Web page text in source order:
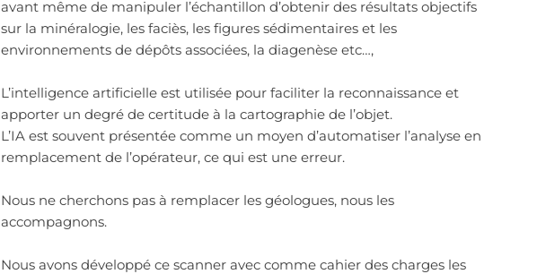
avant même de manipuler l’échantillon d’obtenir des résultats objectifs
sur la minéralogie, les faciès, les figures sédimentaires et les
environnements de dépôts associées, la diagenèse etc…,
L’intelligence artificielle est utilisée pour faciliter la reconnaissance et
apporter un degré de certitude à la cartographie de l’objet.
L’IA est souvent présentée comme un moyen d’automatiser l’analyse en
remplacement de l’opérateur, ce qui est une erreur.
Nous ne cherchons pas à remplacer les géologues, nous les
accompagnons.
Nous avons développé ce scanner avec comme cahier des charges les